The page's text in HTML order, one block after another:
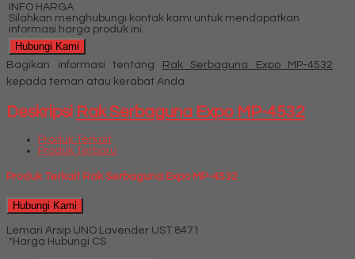
INFO HARGA
Silahkan menghubungi kontak kami untuk mendapatkan
informasi harga produk ini.
Hubungi Kami
Bagikan informasi tentang
Rak Serbaguna Expo MP-4532
kepada teman atau kerabat Anda.
Deskripsi Rak Serbaguna Expo MP-4532
Produk Terkait
Produk Terbaru
Produk Terkait Rak Serbaguna Expo MP-4532
Hubungi Kami
Lemari Arsip UNO Lavender UST 8471
*Harga Hubungi CS